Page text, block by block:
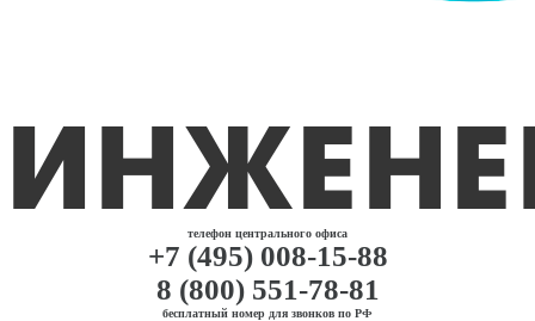
телефон центрального офиса
+7 (495) 008-15-88
8 (800) 551-78-81
бесплатный номер для звонков по РФ